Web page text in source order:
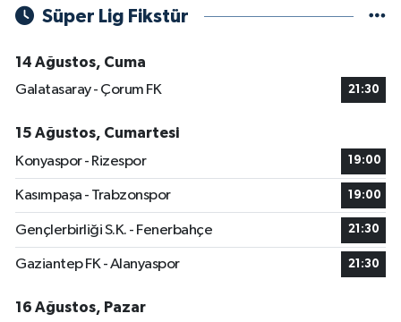
Süper Lig Fikstür
14 Ağustos, Cuma
Galatasaray - Çorum FK
21:30
15 Ağustos, Cumartesi
Konyaspor - Rizespor
19:00
Kasımpaşa - Trabzonspor 19:00
Gençlerbirliği S.K. - Fenerbahçe 21:30
Gaziantep FK - Alanyaspor 21:30
16 Ağustos, Pazar